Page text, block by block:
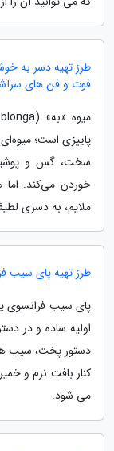
طرز تهیه دسر به
فوت و فن های
پاییزی است؛
سخت، گس و پوشیده
خوردن می‌کند.
ملایم، به دسری
طرز تهیه پای سیب
پای سیب فرانسوی
اولیه ساده و در
دستور پخت، سیب
کنار بافت نرم و
می شود.